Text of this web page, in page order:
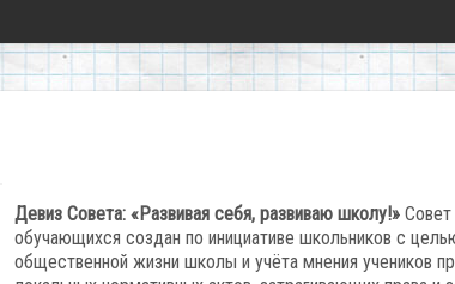
Девиз Совета: «Развивая себя, развиваю школу!» Совет
обучающихся создан по инициативе школьников с
общественной жизни школы и учёта мнения учеников